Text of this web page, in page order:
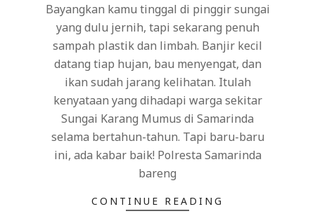
Bayangkan kamu tinggal di pinggir sungai
yang dulu jernih, tapi sekarang penuh
sampah plastik dan limbah. Banjir kecil
datang tiap hujan, bau menyengat, dan
ikan sudah jarang kelihatan. Itulah
kenyataan yang dihadapi warga sekitar
Sungai Karang Mumus di Samarinda
selama bertahun-tahun. Tapi baru-baru
ini, ada kabar baik! Polresta Samarinda
bareng
CONTINUE READING